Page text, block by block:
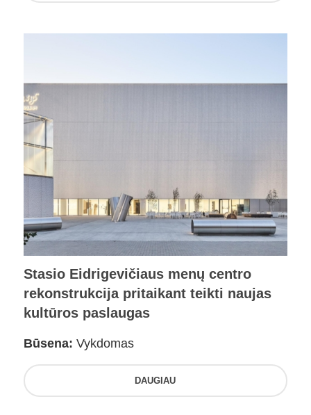
Stasio Eidrigevičiaus menų centro
rekonstrukcija pritaikant teikti naujas
kultūros paslaugas
Būsena: Vykdomas
DAUGIAU